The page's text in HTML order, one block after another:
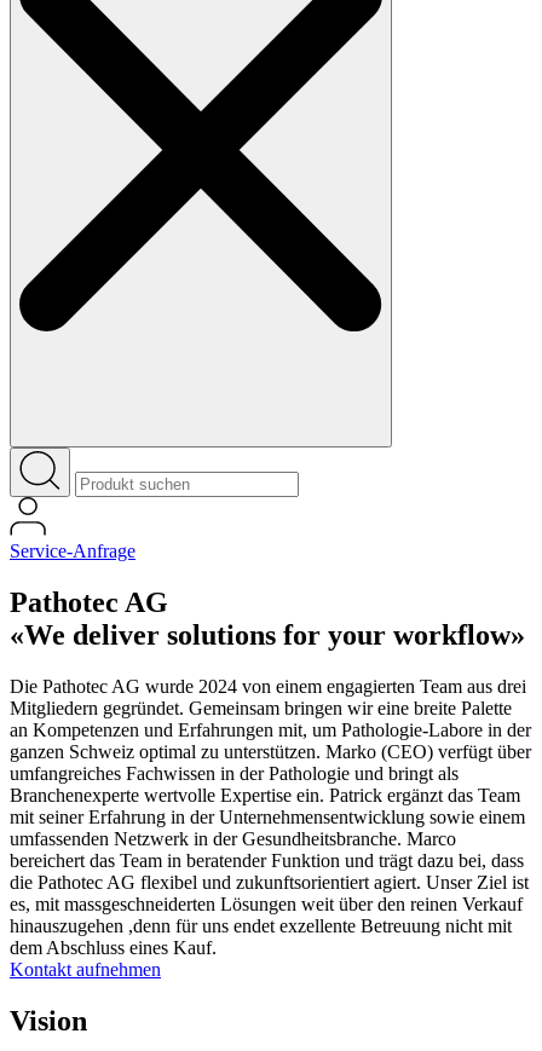
Service-Anfrage
Pathotec AG
«We deliver solutions for your workflow»
Die Pathotec AG wurde 2024 von einem engagierten Team aus drei
Mitgliedern gegründet. Gemeinsam bringen wir eine breite Palette
an Kompetenzen und Erfahrungen mit, um Pathologie-Labore in der
ganzen Schweiz optimal zu unterstützen. Marko (CEO) verfügt über
umfangreiches Fachwissen in der Pathologie und bringt als
Branchenexperte wertvolle Expertise ein. Patrick ergänzt das Team
mit seiner Erfahrung in der Unternehmensentwicklung sowie einem
umfassenden Netzwerk in der Gesundheitsbranche. Marco
bereichert das Team in beratender Funktion und trägt dazu bei, dass
die Pathotec AG flexibel und zukunftsorientiert agiert. Unser Ziel ist
es, mit massgeschneiderten Lösungen weit über den reinen Verkauf
hinauszugehen ,denn für uns endet exzellente Betreuung nicht mit
dem Abschluss eines Kauf.
Kontakt aufnehmen
Vision